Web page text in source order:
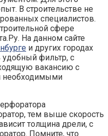
В строительстве не
специалистов.
сфере
На данном сайте
и других городах
удобный фильтр, с
вакансию с
необходимыми
тем выше скорость
толщина дрели, с
Помните, что